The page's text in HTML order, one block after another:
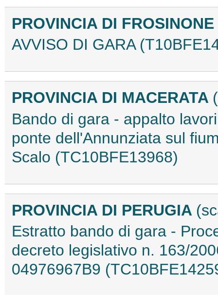
PROVINCIA DI FROSINONE
AVVISO DI GARA
PROVINCIA DI MACERATA
Bando di gara - appalto
ponte dell'Annunziata sul
Scalo (TC10BFE13968)
PROVINCIA DI PERUGIA
Estratto bando di gara -
decreto legislativo n. 163/
04976967B9